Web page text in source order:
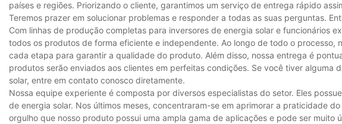
países e regiões. Priorizando o cliente, garantimos um serviço de entrega rápido
Teremos prazer em solucionar problemas e responder a todas as suas perguntas.
Com linhas de produção completas para inversores de energia solar e funcionários
todos os produtos de forma eficiente e independente. Ao longo de todo o processo,
cada etapa para garantir a qualidade do produto. Além disso, nossa entrega é
produtos serão enviados aos clientes em perfeitas condições. Se você tiver alguma
solar, entre em contato conosco diretamente.
Nossa equipe experiente é composta por diversos especialistas do setor. Eles
de energia solar. Nos últimos meses, concentraram-se em aprimorar a praticidade
orgulho que nosso produto possui uma ampla gama de aplicações e pode ser muito